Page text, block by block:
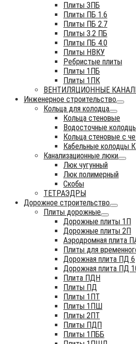
Плиты 3ПБ
Плиты ПБ 1.6
Плиты ПБ 2.7
Плиты 3.2 ПБ
Плиты ПБ 4.0
Плиты НВКУ
Ребристые плиты
Плиты 1ПБ
Плиты 1ПК
ВЕНТИЛЯЦИОННЫЕ
Инженерное строительство
Кольца для колодца
Кольца стеновые
Водосточные
Кольца стеновые с
Кабельные колодцы
Канализационные люки
Люк чугунный
Люк полимерный
Скобы
ТЕТРАЭДРЫ
Дорожное строительство
Плиты дорожные
Дорожные плиты 1П
Дорожные плиты 2П
Аэродромная плита
Плиты для
Дорожная плита ПД 6
Дорожная плита ПД
Плита ПДН
Плиты ПД
Плиты 1ПТ
Плиты 1ПШ
Плиты 2ПТ
Плиты ПДП
Плиты 1ПББ